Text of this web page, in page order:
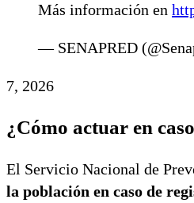
Más información en
— SENAPRED
7, 2026
¿Cómo actuar en
El Servicio Nacional de
la población en caso de